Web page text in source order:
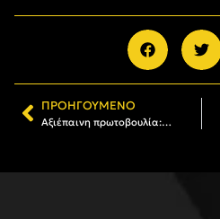
ΠΡΟΗΓΟΎΜΕΝΟ
Αξιέπαινη πρωτοβουλία: Κουπόνια ενίσχυσης της ΚΑΕ ΑΡΗΣ στη Δράμα